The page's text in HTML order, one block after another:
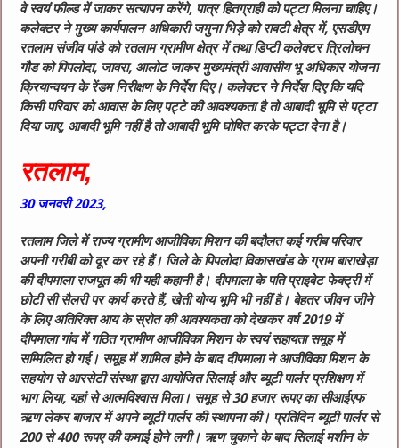
वे स्वयं फील्ड में जाकर सत्यापन करेंगे, पात्र हितग्राही को पट्टा मिलना चाहिए।
कलेक्टर ने मुख्य कार्यपालन अधिकारी जमुना भिड़े को रावटी क्षेत्र में, एसडीएम
रतलाम संजीव पांडे को रतलाम ग्रामीण क्षेत्र में तथा डिप्टी कलेक्टर त्रिलोचन
गौड को पिपलोदा, जावरा, आलोट जाकर मुख्यमंत्री आवासीय भू अधिकार योजना
क्रियान्वयन के रेंडम निरीक्षण के निर्देश दिए। कलेक्टर ने निर्देश दिए कि यदि
किसी परिवार को आवास के लिए पट्टे की आवश्यकता है तो आबादी भूमि से पट्टा
दिया जाए, आबादी भूमि नहीं है तो आबादी भूमि घोषित करके पट्टा देना है।
रतलाम,
30 जनवरी2023,
रतलाम जिले में राज्य ग्रामीण आजीविका मिशन की बदौलत कई गरीब परिवार
अपनी गरीबी को दूर कर रहे हैं। जिले के पिपलोदा विकासखंड के ग्राम बाराखेड़ा
की दीपमाला राजपूत की भी यही कहानी है। दीपमाला के पति प्राइवेट फेक्ट्री में
छोटी सी सैलरी पर कार्य करते हैं, खेती योग्य भूमि भी नहीं है। बेहतर जीवन जीने
के लिए अतिरिक्त आय के स्रोत की आवश्यकता को देखकर वर्ष 2019 में
दीपमाला गांव में गठित ग्रामीण आजीविका मिशन के स्वयं सहायता समूह में
सम्मिलित हो गई। समूह में शामिल होने के बाद दीपमाला ने आजीविका मिशन के
सहयोग से आरसेटी संस्था द्वारा आयोजित सिलाई और ब्यूटी पार्लर प्रशिक्षण में
भाग लिया, यहां से आत्मविश्वास मिला। समूह से 30 हजार रूपए का सीआईएफ
ऋण लेकर बाजार में अपने ब्यूटी पार्लर की स्थापना की। प्रतिदिन ब्यूटी पार्लर से
200 से 400 रूपए की कमाई होने लगी। ऋण चुकाने के बाद सिलाई मशीन के